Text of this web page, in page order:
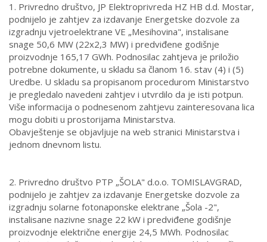
1. Privredno društvo, JP Elektroprivreda HZ HB d.d. Mostar,
podnijelo je zahtjev za izdavanje Energetske dozvole za
izgradnju vjetroelektrane VE „Mesihovina", instalisane
snage 50,6 MW (22x2,3 MW) i predviđene godišnje
proizvodnje 165,17 GWh. Podnosilac zahtjeva je priložio
potrebne dokumente, u skladu sa članom 16. stav (4) i (5)
Uredbe. U skladu sa propisanom procedurom Ministarstvo
je pregledalo navedeni zahtjev i utvrdilo da je isti potpun.
Više informacija o podnesenom zahtjevu zainteresovana lica
mogu dobiti u prostorijama Ministarstva.
Obavještenje se objavljuje na web stranici Ministarstva i
jednom dnevnom listu.
2. Privredno društvo PTP „ŠOLA" d.o.o. TOMISLAVGRAD,
podnijelo je zahtjev za izdavanje Energetske dozvole za
izgradnju solarne fotonaponske elektrane „Šola -2",
instalisane nazivne snage 22 kW i predviđene godišnje
proizvodnje električne energije 24,5 MWh. Podnosilac